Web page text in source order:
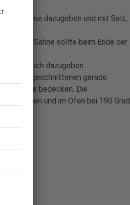
dazugeben und mit Salz,
. Die Sahne sollte beim Ende der
dazugeben.
die eingeschnittenen gerade
Gemüse bedecken. Die
und im Ofen bei 190 Grad